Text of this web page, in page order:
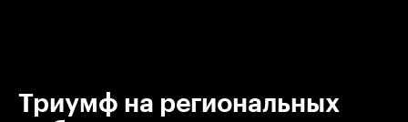
Триумф на региональных